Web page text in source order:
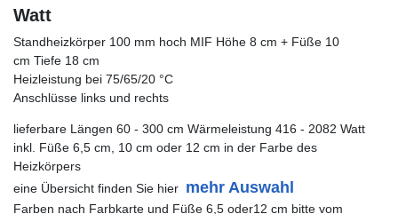
Watt
Standheizkörper 100 mm hoch MIF Höhe 8 cm + Füße 10
cm Tiefe 18 cm
Heizleistung bei 75/65/20 °C
Anschlüsse links und rechts
lieferbare Längen 60 - 300 cm Wärmeleistung 416 - 2082 Watt
inkl. Füße 6,5 cm, 10 cm oder 12 cm in der Farbe des
Heizkörpers
eine Übersicht finden Sie hier mehr Auswahl
Farben nach Farbkarte und Füße 6,5 oder12 cm bitte vom